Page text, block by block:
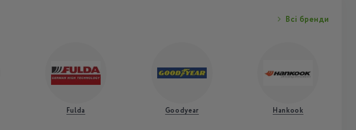
Всі бренди
Fulda Goodyear Hankook